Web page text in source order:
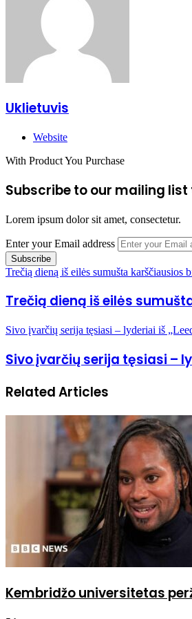
Uklietuvis
Website
With Product You Purchase
Subscribe to our mailing
Lorem ipsum dolor sit amet, consectetur.
Enter your Email address
Trečią dieną iš eilės sumušta karščiausios
Trečią dieną iš eilės
Sivo įvarčių serija tęsiasi – lyderiai iš
Sivo įvarčių serija tęsiasi –
Related Articles
Kembridžo universitetas